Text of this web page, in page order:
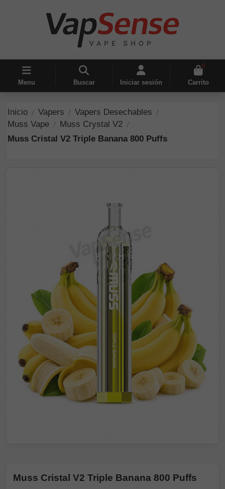
Menu Buscar Iniciar sesión
0
Carrito
Inicio Vapers
Vapers Desechables
Muss Vape
Muss Crystal V2
Muss Cristal V2 Triple Banana 800 Puffs
Muss Cristal V2 Triple Banana 800 Puffs